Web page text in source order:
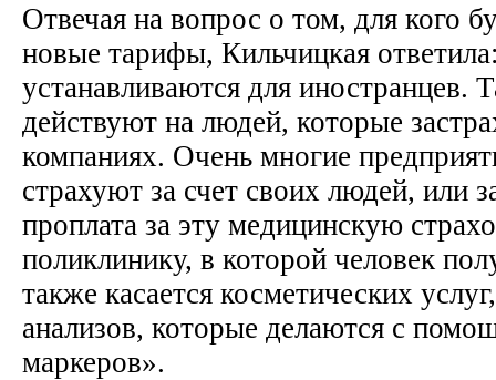
Отвечая на вопрос о том, для кого
новые тарифы, Кильчицкая
устанавливаются для иностранцев.
действуют на людей, которые
компаниях. Очень многие
страхуют за счет своих людей, или
проплата за эту медицинскую
поликлинику, в которой человек
также касается косметических
анализов, которые делаются с
маркеров».